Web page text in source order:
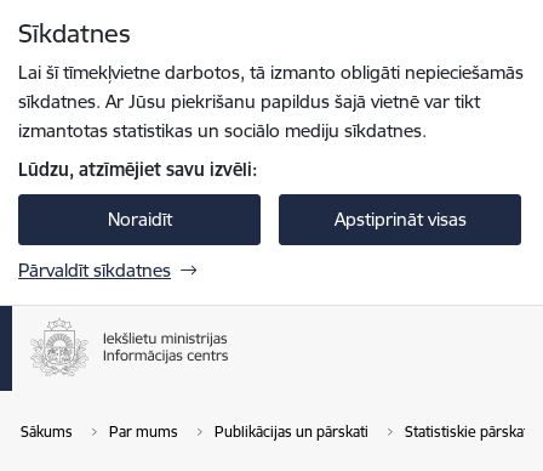
Sīkdatnes
Lai šī tīmekļvietne darbotos, tā izmanto obligāti nepieciešamās
sīkdatnes. Ar Jūsu piekrišanu papildus šajā vietnē var tikt
izmantotas statistikas un sociālo mediju sīkdatnes.
Lūdzu, atzīmējiet savu izvēli:
Noraidīt Apstiprināt visas
Pārvaldīt sīkdatnes
Sākums Par mums Publikācijas un pārskati Statistiskie pārskati